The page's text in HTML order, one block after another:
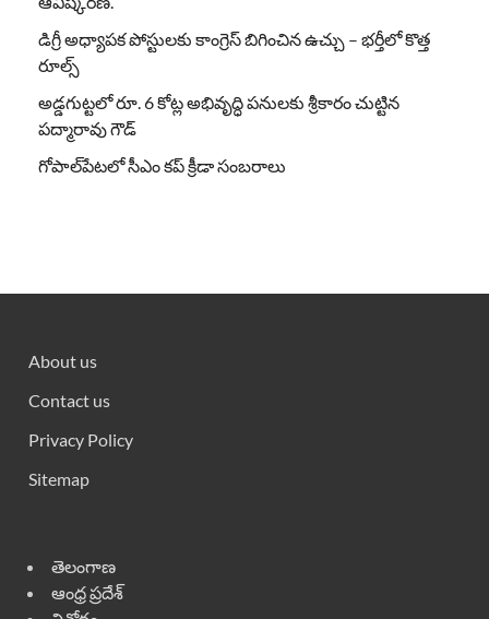
డిగ్రీ అధ్యాపక పోస్టులకు కాంగ్రెస్ బిగించిన ఉచ్చు – భర్తీలో కొత్త
రూల్స్
అడ్డగుట్టలో రూ. 6 కోట్ల అభివృద్ధి పనులకు శ్రీకారం చుట్టిన
పద్మారావు గౌడ్
గోపాల్‌పేటలో సీఎం కప్ క్రీడా సంబరాలు
About us
Contact us
Privacy Policy
Sitemap
తెలంగాణ
ఆంధ్ర ప్రదేశ్